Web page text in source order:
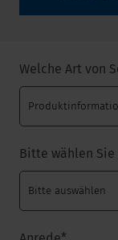
Welche Art von
Bitte wählen